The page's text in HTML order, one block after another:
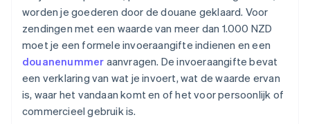
worden je goederen door de douane geklaard. Voor
zendingen met een waarde van meer dan 1.000 NZD
moet je een formele invoeraangifte indienen en een
douanenummer aanvragen. De invoeraangifte bevat
een verklaring van wat je invoert, wat de waarde ervan
is, waar het vandaan komt en of het voor persoonlijk of
commercieel gebruik is.